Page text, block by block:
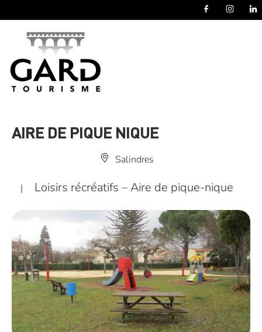
AIRE DE PIQUE NIQUE
Salindres
| Loisirs récréatifs – Aire de pique-nique